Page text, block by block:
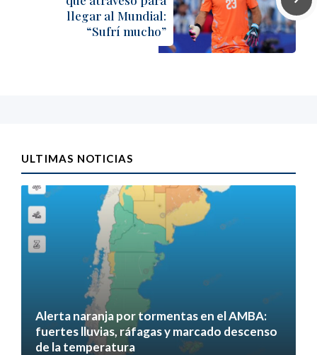
llegar al Mundial:
“Sufrí mucho”
ULTIMAS NOTICIAS
Alerta naranja por tormentas en el AMBA:
fuertes lluvias, ráfagas y marcado descenso
de la temperatura